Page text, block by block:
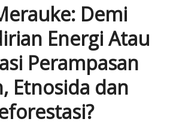
Demi
Energi Atau
Perampasan
Etnosida dan